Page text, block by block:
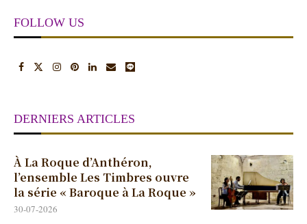
FOLLOW US
DERNIERS ARTICLES
À La Roque d’Anthéron,
l’ensemble Les Timbres ouvre
la série « Baroque à La Roque »
30-07-2026